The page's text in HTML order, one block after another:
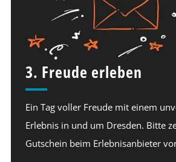
3. Freude erleben
Ein Tag voller Freude mit einem
Erlebnis in und um Dresden. Bitte
Gutschein beim Erlebnisanbieter